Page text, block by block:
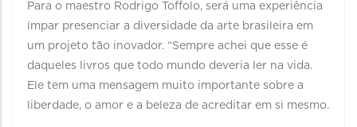
Para o maestro Rodrigo Toffolo, será uma experiência
ímpar presenciar a diversidade da arte brasileira em
um projeto tão inovador. “Sempre achei que esse é
daqueles livros que todo mundo deveria ler na vida.
Ele tem uma mensagem muito importante sobre a
liberdade, o amor e a beleza de acreditar em si mesmo.